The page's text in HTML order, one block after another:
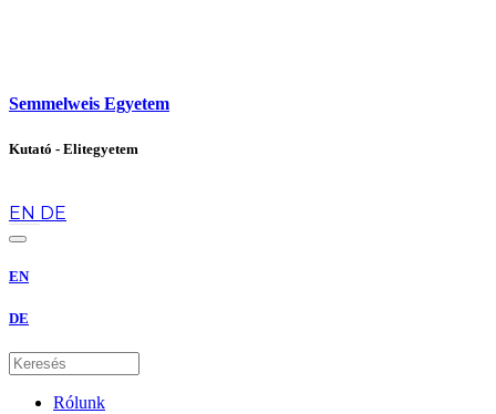
Semmelweis Egyetem
Kutató - Elitegyetem
EN DE
EN
DE
Rólunk